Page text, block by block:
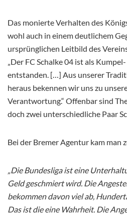
Das monierte Verhalten des
wohl auch in einem deutlichem
ursprünglichen Leitbild des
„Der FC Schalke 04 ist als
entstanden. […] Aus unserer
heraus bekennen wir uns zu
Verantwortung.“ Offenbar sind
doch zwei unterschiedliche Paar
Bei der Bremer Agentur kam man
„Die Bundesliga ist eine
Geld geschmiert wird. Die
bekommen davon viel ab,
Das ist die eine Wahrheit. Die